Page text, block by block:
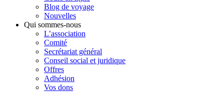
Blog de voyage
Nouvelles
Qui sommes-nous
L’association
Comité
Secrétariat général
Conseil social et juridique
Offres
Adhésion
Vos dons